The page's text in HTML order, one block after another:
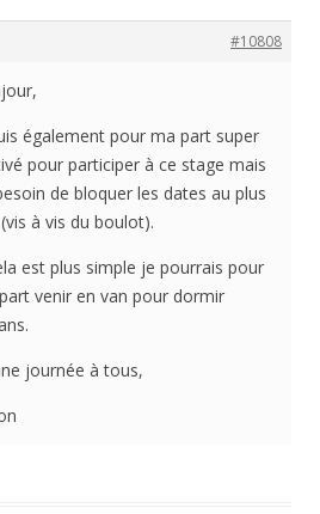
#10808
également pour ma part super
pour participer à ce stage mais
de bloquer les dates au plus
à vis du boulot).
est plus simple je pourrais pour
venir en van pour dormir
journée à tous,